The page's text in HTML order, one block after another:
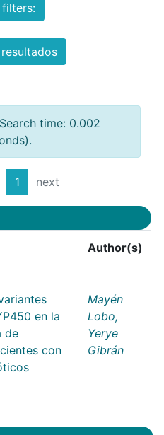
time: 0.002
1 next
Author(s)
en la
de
con
Mayén
Lobo,
Yerye
Gibrán